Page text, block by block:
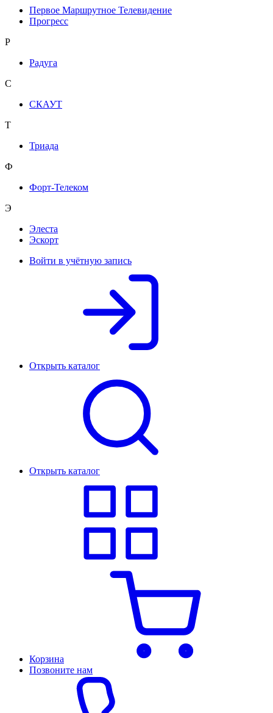
Первое Маршрутное Телевидение
Прогресс
Р
Радуга
С
СКАУТ
Т
Триада
Ф
Форт-Телеком
Э
Элеста
Эскорт
Войти в учётную запись
Открыть каталог
Открыть каталог
Корзина
Позвоните нам